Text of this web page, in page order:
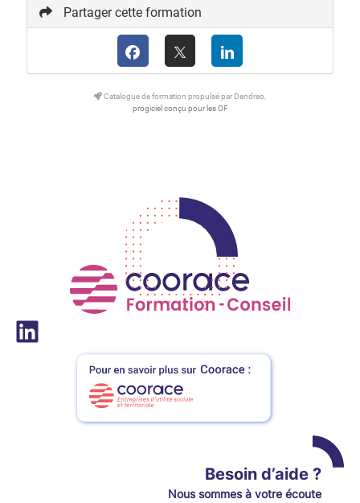
Partager cette formation
Catalogue de formation propulsé par Dendreo,
progiciel conçu pour les OF
Besoin d’aide ?
Noussommes à votre écoute